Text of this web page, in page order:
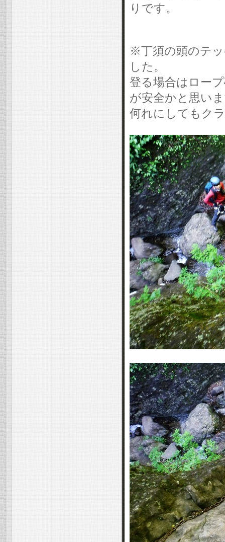
りです。
※丁須の頭のテ
した。
登る場合はロー
が安全かと思い
何れにしてもク